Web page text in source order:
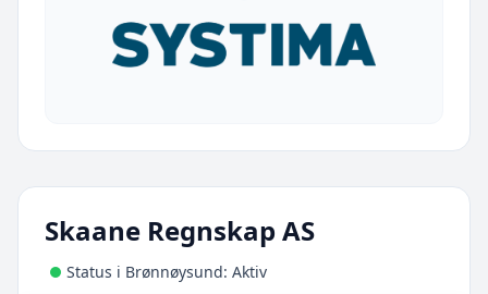
Skaane Regnskap AS
Status i Brønnøysund: Aktiv